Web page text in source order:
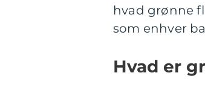
hvad grønne
som enhver
Hvad er